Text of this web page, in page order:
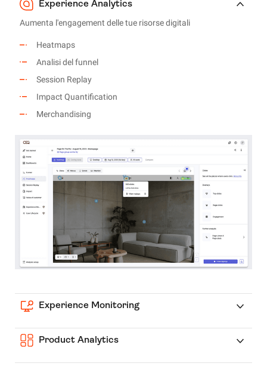
Experience Analytics
Aumenta l'engagement delle tue risorse digitali
Heatmaps
Analisi del funnel
Session Replay
Impact Quantification
Merchandising
Experience Monitoring
Product Analytics